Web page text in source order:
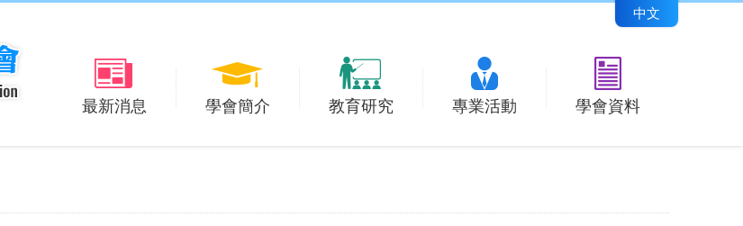
中文
最新消息 學會簡介 教育研究 專業活動 學會資料